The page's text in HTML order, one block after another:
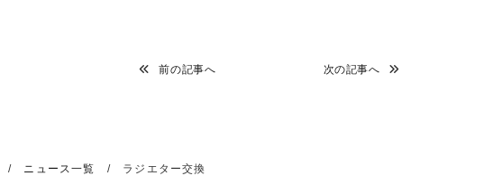
前の記事へ 次の記事へ
/ ニュース一覧 / ラジエター交換